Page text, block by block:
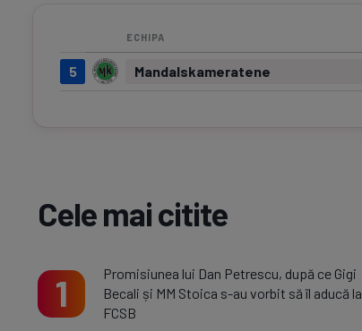
ECHIPA
5 Mandalskameratene
Cele mai citite
1
Promisiunea lui Dan Petrescu, după ce Gigi
Becali și MM Stoica s-au vorbit să îl aducă la
FCSB